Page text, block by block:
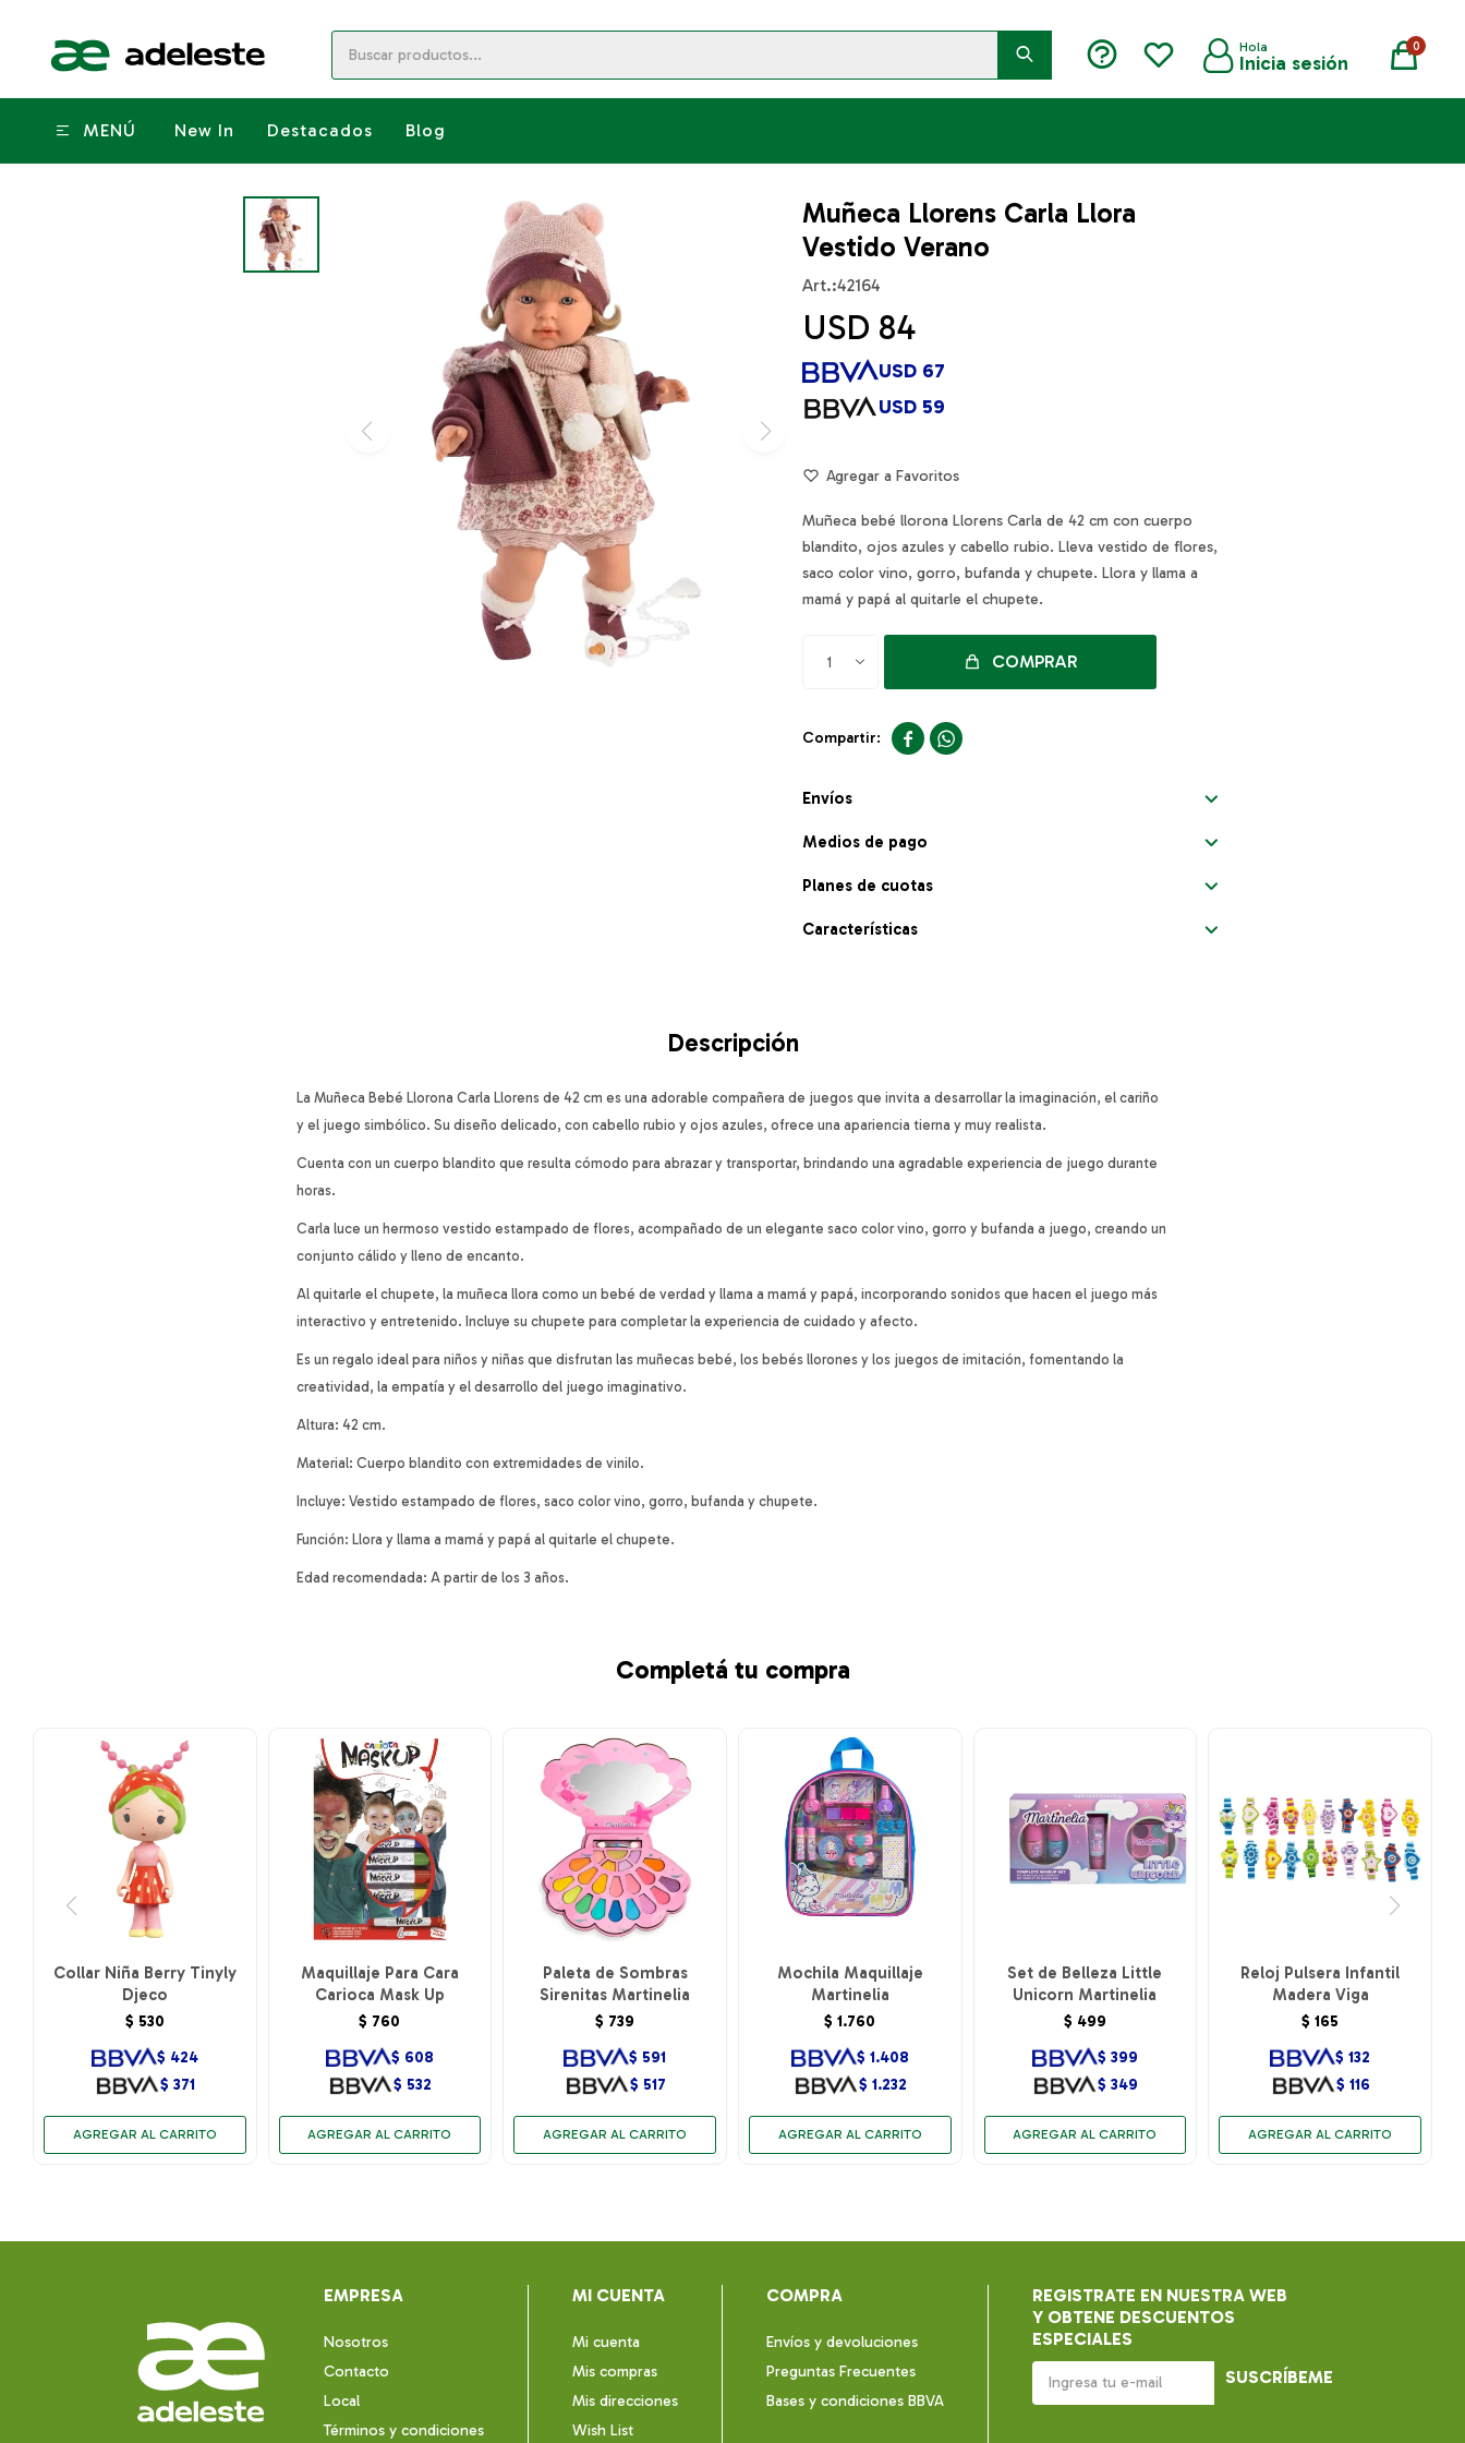
MENÚ New In Destacados Blog
0
Muñeca Llorens Carla Llora
Vestido Verano
42164
USD 84
USD 59
USD 67
Muñeca bebé llorona Llorens Carla de 42 cm con cuerpo
blandito, ojos azules y cabello rubio. Lleva vestido de flores,
saco color vino, gorro, bufanda y chupete. Llora y llama a
mamá y papá al quitarle el chupete.
1 COMPRAR
 
Envíos
Medios de pago
Planes de cuotas
Características
Descripción
La Muñeca Bebé Llorona Carla Llorens de 42 cm es una adorable compañera de juegos que invita a desarrollar la imaginación, el cariño
y el juego simbólico. Su diseño delicado, con cabello rubio y ojos azules, ofrece una apariencia tierna y muy realista.
Cuenta con un cuerpo blandito que resulta cómodo para abrazar y transportar, brindando una agradable experiencia de juego durante
horas.
Carla luce un hermoso vestido estampado de flores, acompañado de un elegante saco color vino, gorro y bufanda a juego, creando un
conjunto cálido y lleno de encanto.
Al quitarle el chupete, la muñeca llora como un bebé de verdad y llama a mamá y papá, incorporando sonidos que hacen el juego más
interactivo y entretenido. Incluye su chupete para completar la experiencia de cuidado y afecto.
Es un regalo ideal para niños y niñas que disfrutan las muñecas bebé, los bebés llorones y los juegos de imitación, fomentando la
creatividad, la empatía y el desarrollo del juego imaginativo.
Altura: 42 cm.
Material: Cuerpo blandito con extremidades de vinilo.
Incluye: Vestido estampado de flores, saco color vino, gorro, bufanda y chupete.
Función: Llora y llama a mamá y papá al quitarle el chupete.
Edad recomendada: A partir de los 3 años.
Completá tu compra
Collar Niña Berry Tinyly
Djeco
$ 530
$ 371
$ 424
Maquillaje Para Cara
Carioca Mask Up
$ 760
$ 532
$ 608
Paleta de Sombras
Sirenitas Martinelia
$ 739
$ 517
$ 591
Mochila Maquillaje
Martinelia
$ 1.760
$ 1.232
$ 1.408
Set de Belleza Little
Unicorn Martinelia
$ 499
$ 349
$ 399
Reloj Pulsera Infantil
Madera Viga
$ 165
$ 116
$ 132
EMPRESA
Nosotros
Contacto
Local
Términos y condiciones
MI CUENTA
Mi cuenta
Mis compras
Mis direcciones
Wish List
COMPRA
Envíos y devoluciones
Preguntas Frecuentes
Bases y condiciones BBVA
REGISTRATE EN NUESTRA WEB
Y OBTENE DESCUENTOS
ESPECIALES
SUSCRÍBEME